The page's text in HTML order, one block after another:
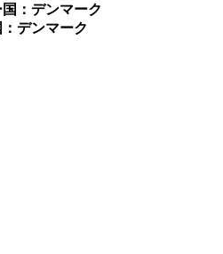
国：デンマーク
：デンマーク